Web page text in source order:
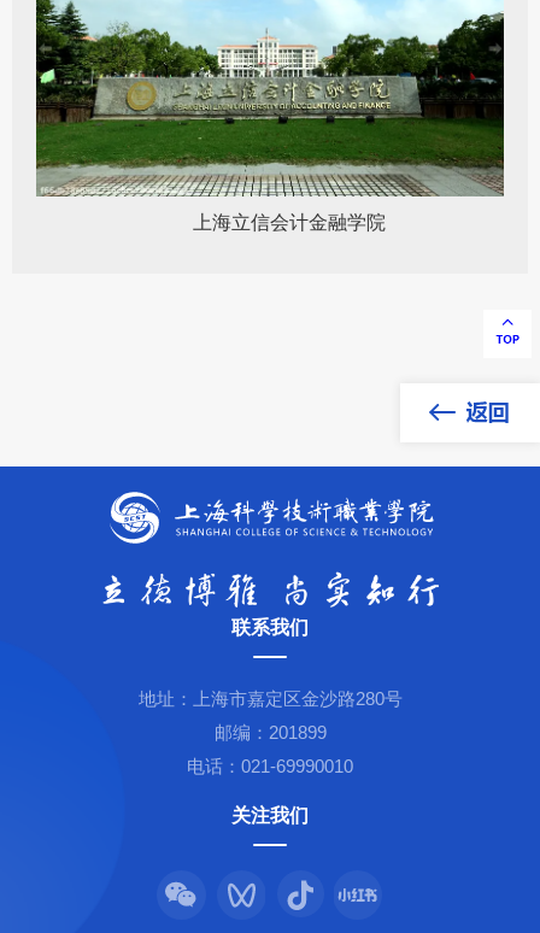
上海立信会计金融学院
联系我们
地址：上海市嘉定区金沙路280号
邮编：201899
电话：021-69990010
关注我们